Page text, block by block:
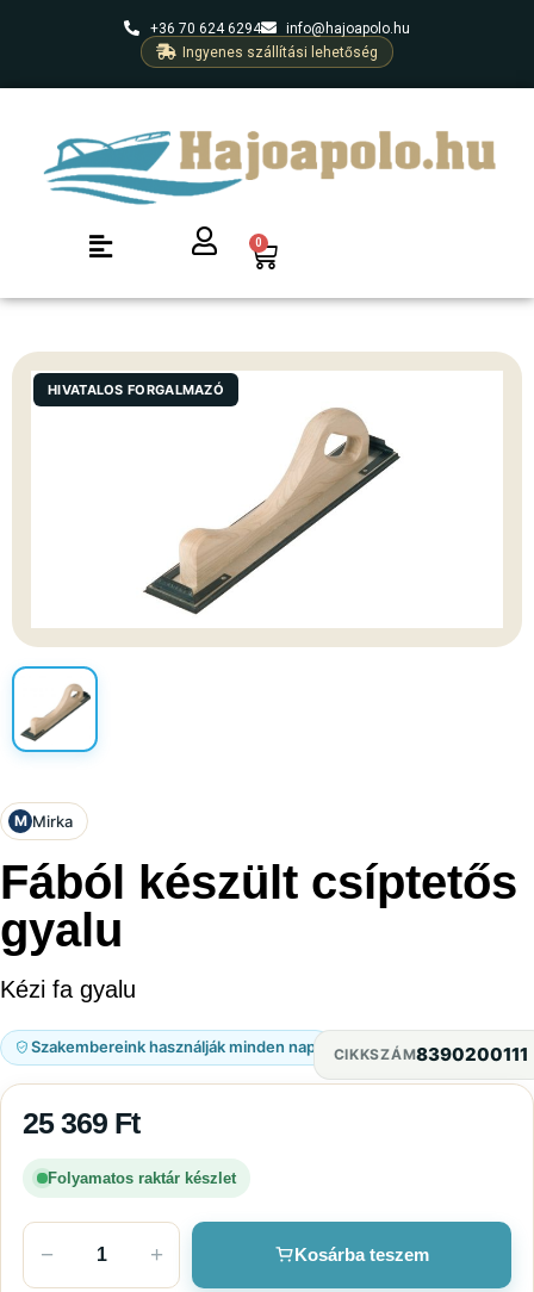
+36 70 624 6294
info@hajoapolo.hu
Ingyenes szállítási lehetőség
0
HIVATALOS FORGALMAZÓ
M Mirka
Fából készült csíptetős
gyalu
Kézi fa gyalu
Szakembereink használják minden nap CIKKSZÁM8390200111
25 369 Ft
Folyamatos raktár készlet
− + Kosárba teszem